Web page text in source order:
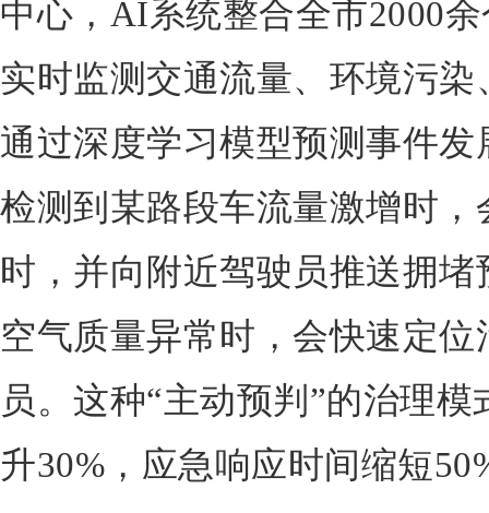
中心，AI系统整合全市2000
实时监测交通流量、环境污
通过深度学习模型预测事件
检测到某路段车流量激增时
时，并向附近驾驶员推送拥
空气质量异常时，会快速定
员。这种“主动预判”的治理
升30%，应急响应时间缩短